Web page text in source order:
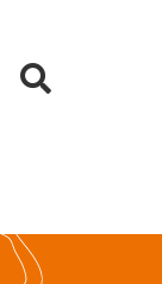
HAKU